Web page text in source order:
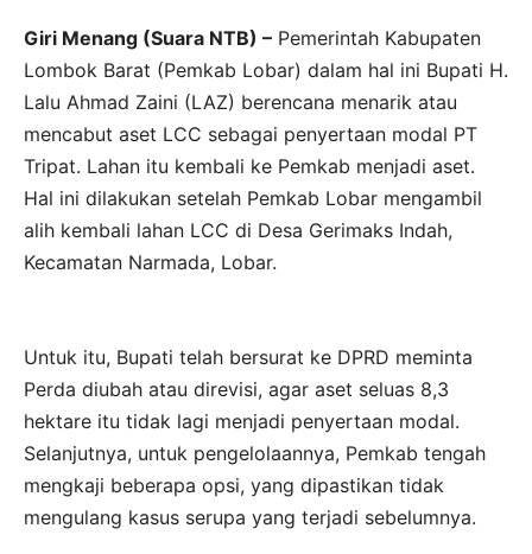
Giri Menang (Suara NTB) – Pemerintah Kabupaten
Lombok Barat (Pemkab Lobar) dalam hal ini Bupati H.
Lalu Ahmad Zaini (LAZ) berencana menarik atau
mencabut aset LCC sebagai penyertaan modal PT
Tripat. Lahan itu kembali ke Pemkab menjadi aset.
Hal ini dilakukan setelah Pemkab Lobar mengambil
alih kembali lahan LCC di Desa Gerimaks Indah,
Kecamatan Narmada, Lobar.
Untuk itu, Bupati telah bersurat ke DPRD meminta
Perda diubah atau direvisi, agar aset seluas 8,3
hektare itu tidak lagi menjadi penyertaan modal.
Selanjutnya, untuk pengelolaannya, Pemkab tengah
mengkaji beberapa opsi, yang dipastikan tidak
mengulang kasus serupa yang terjadi sebelumnya.